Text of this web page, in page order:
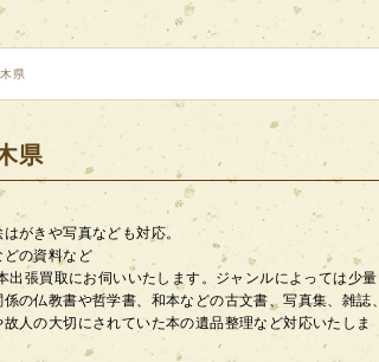
県
県
がきや写真なども対応。
の資料など
張買取にお伺いいたします。ジャンルによっては少量
の仏教書や哲学書、和本などの古文書、写真集、雑誌、
人の大切にされていた本の遺品整理など対応いたしま